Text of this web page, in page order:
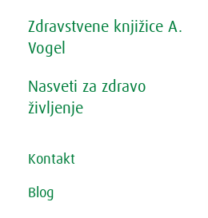
Zdravstvene knjižice A.
Vogel
Nasveti za zdravo
življenje
Kontakt
Blog